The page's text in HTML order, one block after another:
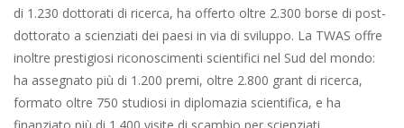
di 1.230 dottorati di ricerca, ha offerto oltre 2.300 borse di post-
dottorato a scienziati dei paesi in via di sviluppo. La TWAS offre
inoltre prestigiosi riconoscimenti scientifici nel Sud del mondo:
ha assegnato più di 1.200 premi, oltre 2.800 grant di ricerca,
formato oltre 750 studiosi in diplomazia scientifica, e ha